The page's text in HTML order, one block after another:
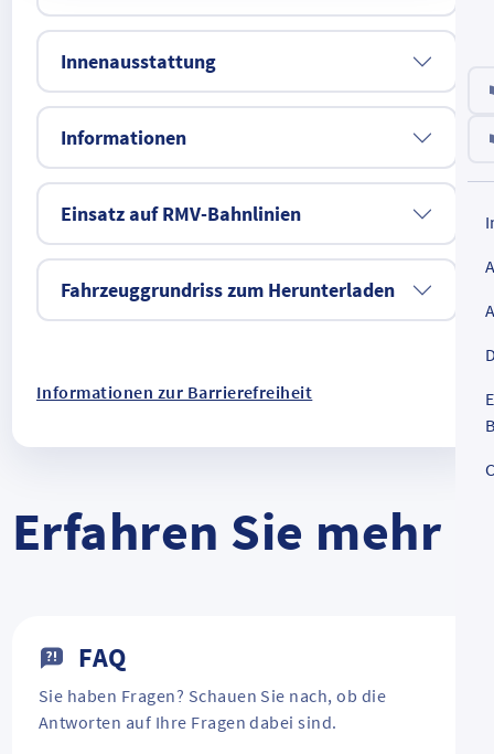
Innenausstattung
Informationen
Einsatz auf RMV-Bahnlinien
Fahrzeuggrundriss zum Herunterladen
Informationen zur Barrierefreiheit
Erfahren Sie mehr
FAQ
Sie haben Fragen? Schauen Sie nach, ob die
Antworten auf Ihre Fragen dabei sind.